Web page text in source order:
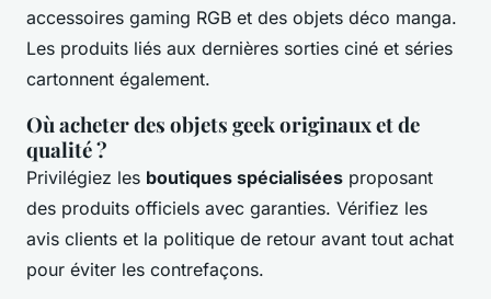
accessoires gaming RGB et des objets déco manga.
Les produits liés aux dernières sorties ciné et séries
cartonnent également.
Où acheter des objets geek originaux et de
qualité ?
Privilégiez les boutiques spécialisées proposant
des produits officiels avec garanties. Vérifiez les
avis clients et la politique de retour avant tout achat
pour éviter les contrefaçons.